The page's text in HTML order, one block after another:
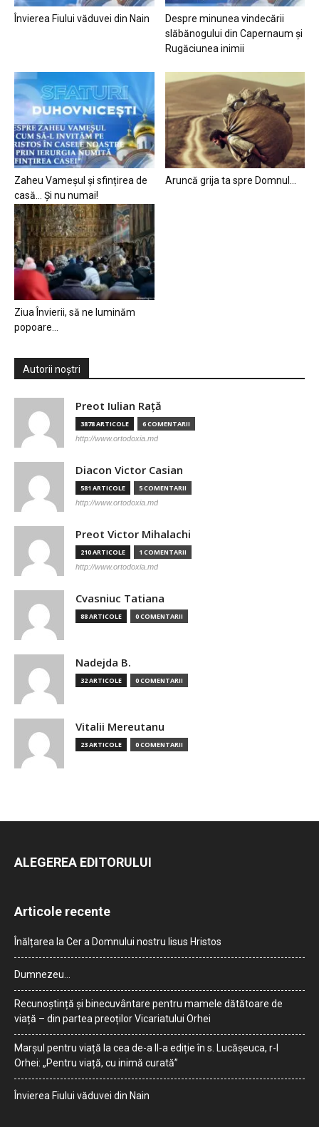
Învierea Fiului văduvei din Nain
Despre minunea vindecării
slăbănogului din Capernaum și
Rugăciunea inimii
Zaheu Vameșul și sfințirea de
casă… Și nu numai!
Aruncă grija ta spre Domnul…
Ziua Învierii, să ne luminăm
popoare…
Autorii noștri
Preot Iulian Raţă
3878 ARTICOLE 6 COMENTARII
http://www.ortodoxia.md
Diacon Victor Casian
581 ARTICOLE 5 COMENTARII
http://www.ortodoxia.md
Preot Victor Mihalachi
210 ARTICOLE 1 COMENTARII
http://www.ortodoxia.md
Cvasniuc Tatiana
88 ARTICOLE 0 COMENTARII
Nadejda B.
32 ARTICOLE 0 COMENTARII
Vitalii Mereutanu
23 ARTICOLE 0 COMENTARII
ALEGEREA EDITORULUI
Articole recente
Înălțarea la Cer a Domnului nostru Iisus Hristos
Dumnezeu…
Recunoștință și binecuvântare pentru mamele dătătoare de
viață – din partea preoților Vicariatului Orhei
Marșul pentru viață la cea de-a II-a ediție în s. Lucășeuca, r-l
Orhei: „Pentru viață, cu inimă curată”
Învierea Fiului văduvei din Nain